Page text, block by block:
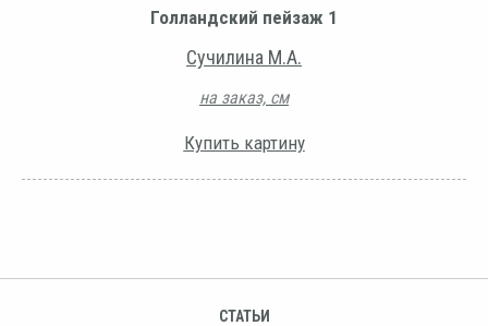
Голландский пейзаж 1
Сучилина М.А.
на заказ, см
Купить картину
СТАТЬИ